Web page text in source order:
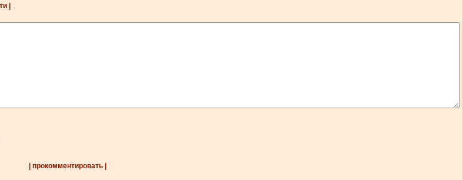
|
.
| прокомментировать |